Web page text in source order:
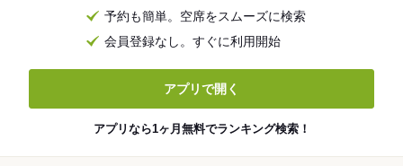
予約も簡単。空席をスムーズに検索
会員登録なし。すぐに利用開始
アプリで開く
アプリなら1ヶ月無料でランキング検索！